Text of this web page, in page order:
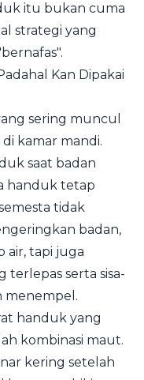
itu bukan cuma
strategi yang
Kan Dipakai
sering muncul
kamar mandi.
saat badan
handuk tetap
tidak
badan,
air, tapi juga
serta sisa-
menempel.
handuk yang
kombinasi maut.
kering setelah